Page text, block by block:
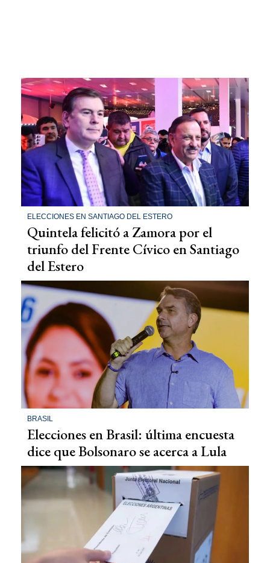
ELECCIONES EN SANTIAGO DEL ESTERO
Quintela felicitó a Zamora por el
triunfo del Frente Cívico en Santiago
del Estero
BRASIL
Elecciones en Brasil: última encuesta
dice que Bolsonaro se acerca a Lula